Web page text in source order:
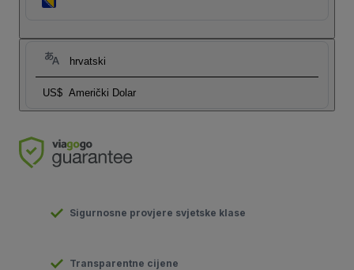
hrvatski
US$ Američki Dolar
Sigurnosne provjere svjetske klase
Transparentne cijene